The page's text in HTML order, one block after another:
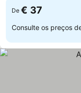
De € 37
Consulte os preços